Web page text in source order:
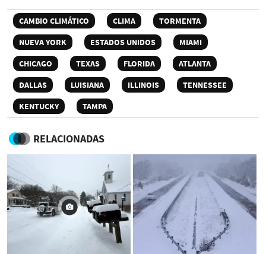
CAMBIO CLIMÁTICO CLIMA
TORMENTA
NUEVA YORK
ESTADOS UNIDOS
MIAMI
CHICAGO
TEXAS FLORIDA
ATLANTA
DALLAS
LUISIANA ILLINOIS
TENNESSEE
KENTUCKY
TAMPA
RELACIONADAS